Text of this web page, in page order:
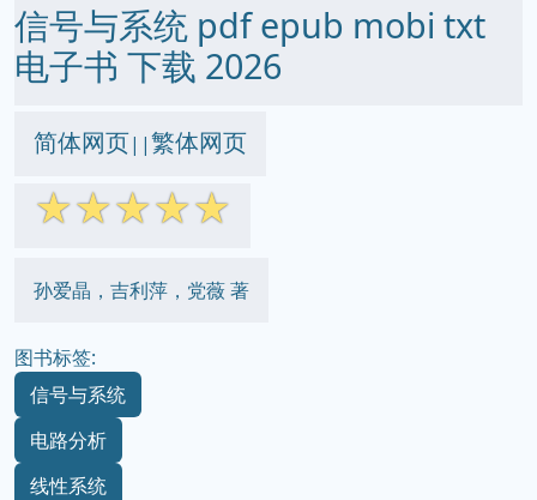
信号与系统 pdf epub mobi txt
电子书 下载 2026
简体网页||繁体网页
☆☆☆☆☆
孙爱晶，吉利萍，党薇 著
图书标签:
信号与系统
电路分析
线性系统